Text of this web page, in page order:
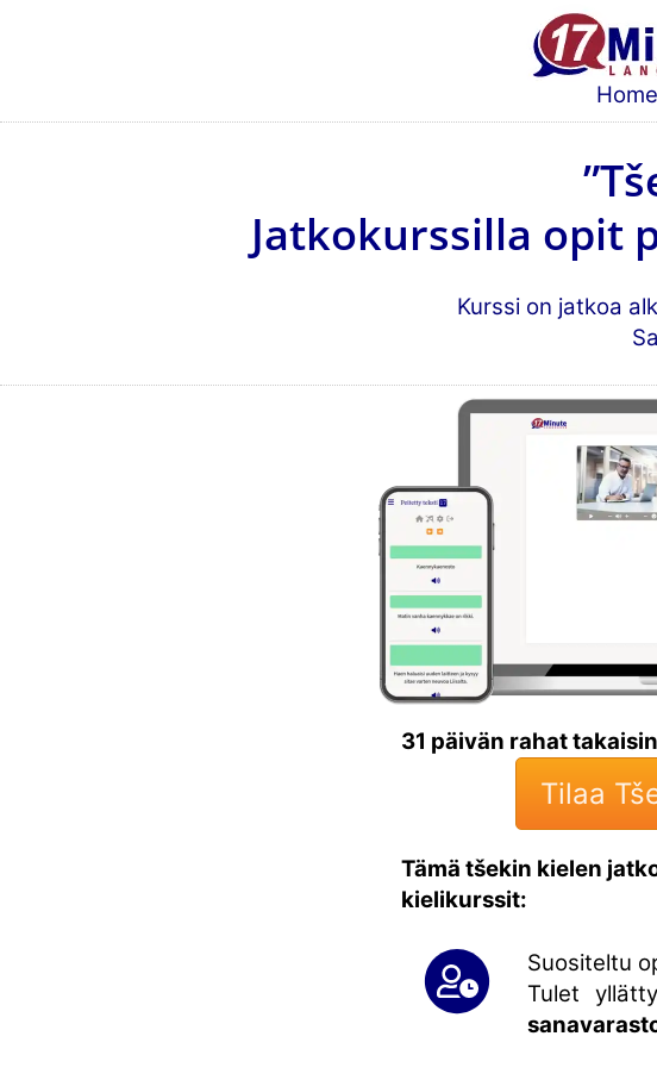
Home
Jatkokurssilla opit
Kurssi on jatkoa
31 päivän rahat
Tilaa
Tämä tšekin kielen
kielikurssit:
Suositeltu
Tulet